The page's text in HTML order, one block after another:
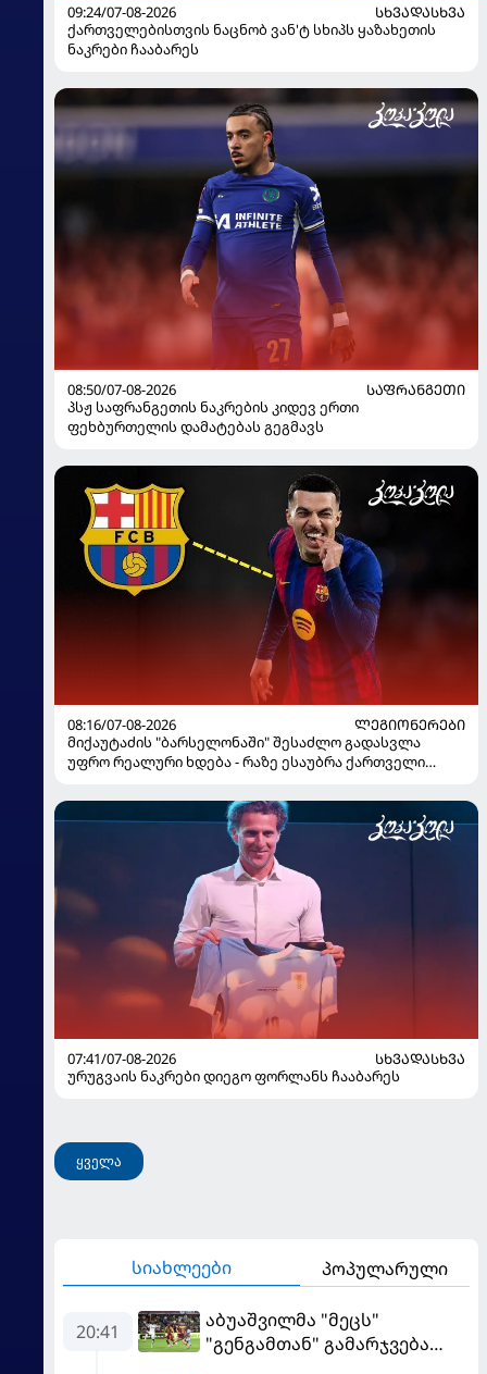
09:24/07-08-2026
ᲡᲮᲕᲐᲓᲐᲡᲮᲕᲐ
ქართველებისთვის ნაცნობ ვან'ტ სხიპს ყაზახეთის
ნაკრები ჩააბარეს
08:50/07-08-2026
ᲡᲐᲤᲠᲐᲜᲒᲔᲗᲘ
პსჟ საფრანგეთის ნაკრების კიდევ ერთი
ფეხბურთელის დამატებას გეგმავს
08:16/07-08-2026
ᲚᲔᲒᲘᲝᲜᲔᲠᲔᲑᲘ
მიქაუტაძის "ბარსელონაში" შესაძლო გადასვლა
უფრო რეალური ხდება - რაზე ესაუბრა ქართველი
07:41/07-08-2026
ᲡᲮᲕᲐᲓᲐᲡᲮᲕᲐ
ურუგვაის ნაკრები დიეგო ფორლანს ჩააბარეს
ყველა
სიახლეები პოპულარული
20:41
აბუაშვილმა "მეცს"
"გენგამთან" გამარჯვება